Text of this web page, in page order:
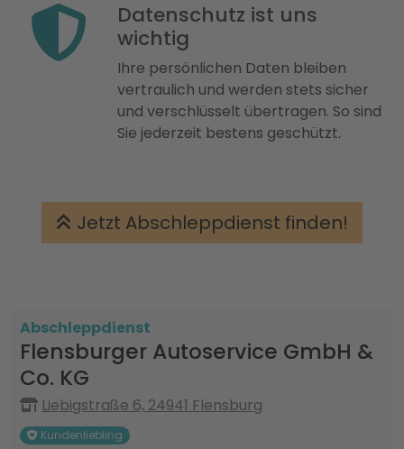
Datenschutz ist uns
wichtig
Ihre persönlichen Daten bleiben
vertraulich und werden stets sicher
und verschlüsselt übertragen. So sind
Sie jederzeit bestens geschützt.
Jetzt Abschleppdienst finden!
Abschleppdienst
Flensburger Autoservice GmbH &
Co. KG
Liebigstraße 6, 24941 Flensburg
Kundenliebling